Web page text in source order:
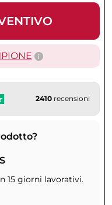
2410 recensioni
15 giorni lavorativi.